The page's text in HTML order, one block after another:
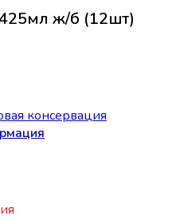
ж/б (12шт)
консервация